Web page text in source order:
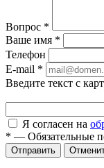
Вопрос *
Ваше имя *
Телефон
E-mail *
Введите текст с
Я согласен на
* — Обязательные
Отправить